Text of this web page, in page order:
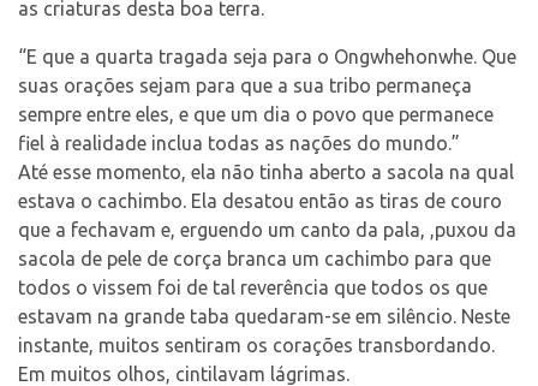
as criaturas desta boa terra.
“E que a quarta tragada seja para o Ongwhehonwhe. Que
suas orações sejam para que a sua tribo permaneça
sempre entre eles, e que um dia o povo que permanece
fiel à realidade inclua todas as nações do mundo.”
Até esse momento, ela não tinha aberto a sacola na qual
estava o cachimbo. Ela desatou então as tiras de couro
que a fechavam e, erguendo um canto da pala, ,puxou da
sacola de pele de corça branca um cachimbo para que
todos o vissem foi de tal reverência que todos os que
estavam na grande taba quedaram-se em silêncio. Neste
instante, muitos sentiram os corações transbordando.
Em muitos olhos, cintilavam lágrimas.